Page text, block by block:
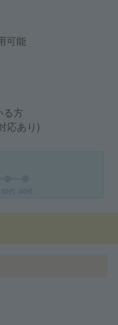
可能
る方
応あり)